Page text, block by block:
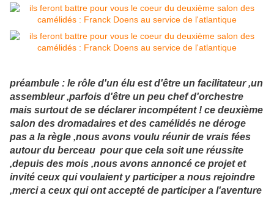
préambule : le rôle d'un élu est d'être un facilitateur ,un
assembleur ,parfois d'être un peu chef d'orchestre
mais surtout de se déclarer incompétent ! ce deuxième
salon des dromadaires et des camélidés ne déroge
pas a la règle ,nous avons voulu réunir de vrais fées
autour du berceau pour que cela soit une réussite
,depuis des mois ,nous avons annoncé ce projet et
invité ceux qui voulaient y participer a nous rejoindre
,merci a ceux qui ont accepté de participer a l'aventure